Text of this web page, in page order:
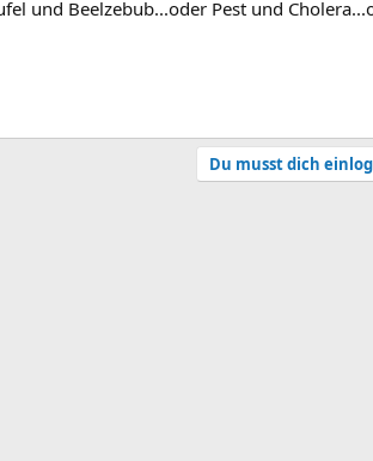
und Beelzebub...oder Pest und
Du musst dich